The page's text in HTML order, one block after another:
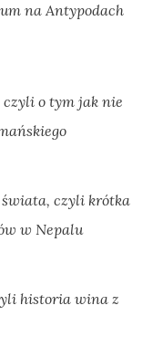
na Antypodach
czyli o tym jak nie
czyli krótka
w Nepalu
historia wina z